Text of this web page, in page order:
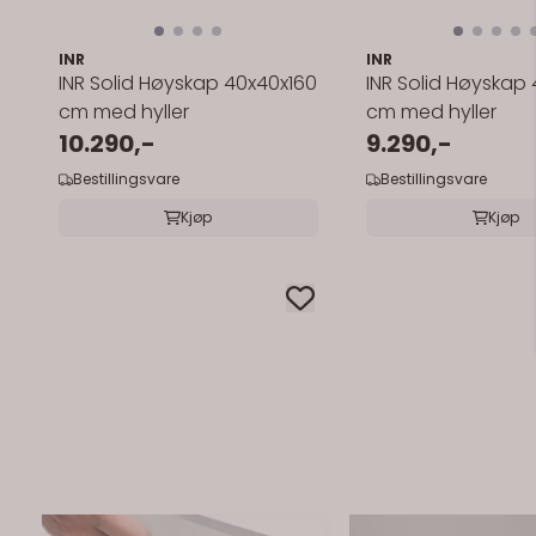
INR
INR Solid Høyskap 40x40x160
cm med hyller
10.290,-
Bestillingsvare
Kjøp
INR
INR Solid Høyskap
cm med hyller
9.290,-
Bestillingsvare
Kjøp